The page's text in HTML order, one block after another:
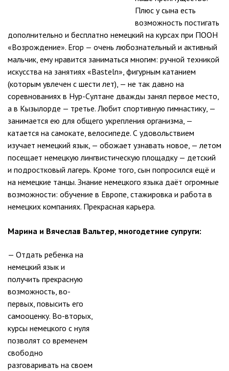
Плюс у сына есть
возможность постигать
дополнительно и бесплатно немецкий на курсах при ПООН
«Возрождение». Егор — очень любознательный и активный
мальчик, ему нравится заниматься многим: ручной техникой
искусства на занятиях «Basteln», фигурным катанием
(которым увлечен с шести лет), — не так давно на
соревнованиях в Нур-Султане дважды занял первое место,
а в Кызылорде — третье. Любит спортивную гимнастику, —
занимается ею для общего укрепления организма, —
катается на самокате, велосипеде. С удовольствием
изучает немецкий язык, — обожает узнавать новое, — летом
посещает немецкую лингвистическую площадку — детский
и подростковый лагерь. Кроме того, сын попросился ещё и
на немецкие танцы. Знание немецкого языка даёт огромные
возможности: обучение в Европе, стажировка и работа в
немецких компаниях. Прекрасная карьера.
Марина и Вячеслав Вальтер, многодетние супруги:
— Отдать ребенка на
немецкий язык и
получить прекрасную
возможность, во-
первых, повысить его
самооценку. Во-вторых,
курсы немецкого с нуля
позволят со временем
свободно
разговаривать на своем